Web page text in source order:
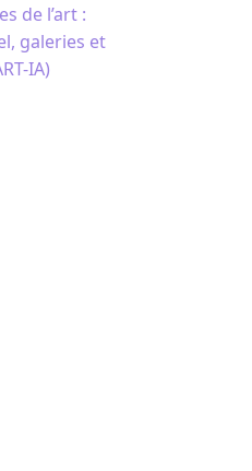
de l’art :
galeries et
IA)